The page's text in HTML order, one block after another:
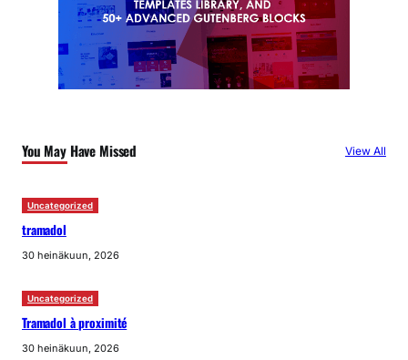
You May Have Missed View All
Uncategorized
tramadol
30 heinäkuun, 2026
Uncategorized
Tramadol à proximité
30 heinäkuun, 2026